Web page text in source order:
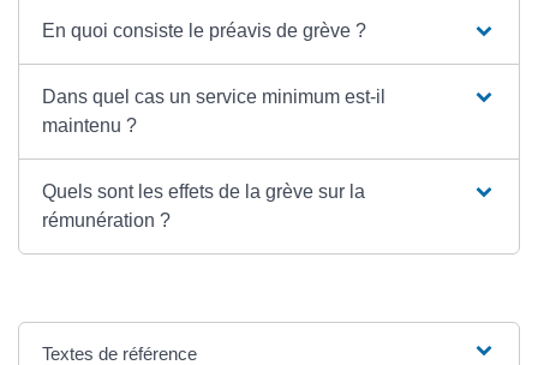
En quoi consiste le préavis de grève ?
Dans quel cas un service minimum est-il
maintenu ?
Quels sont les effets de la grève sur la
rémunération ?
Textes de référence